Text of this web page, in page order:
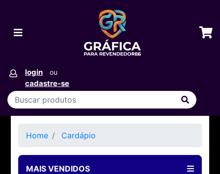
login ou
cadastre-se
Home Cardápio
MAIS VENDIDOS